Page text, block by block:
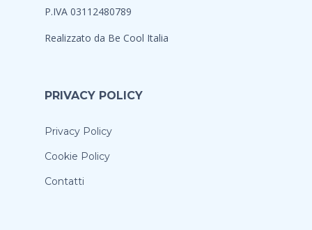
P.IVA 03112480789
Realizzato da Be Cool Italia
PRIVACY POLICY
Privacy Policy
Cookie Policy
Contatti